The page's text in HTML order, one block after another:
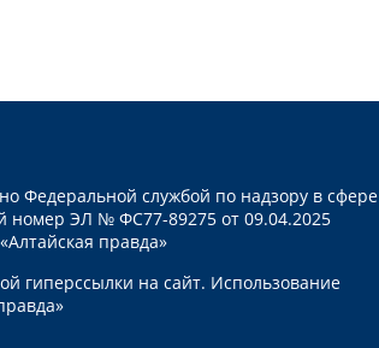
Федеральной службой по надзору в сфере
номер ЭЛ № ФС77-89275 от 09.04.2025
правда»
гиперссылки на сайт. Использование